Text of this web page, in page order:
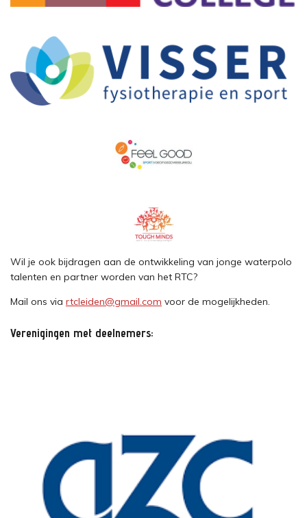
Wil je ook bijdragen aan de ontwikkeling van jonge waterpolo
talenten en partner worden van het RTC?
Mail ons via rtcleiden@gmail.com voor de mogelijkheden.
Verenigingen met deelnemers: